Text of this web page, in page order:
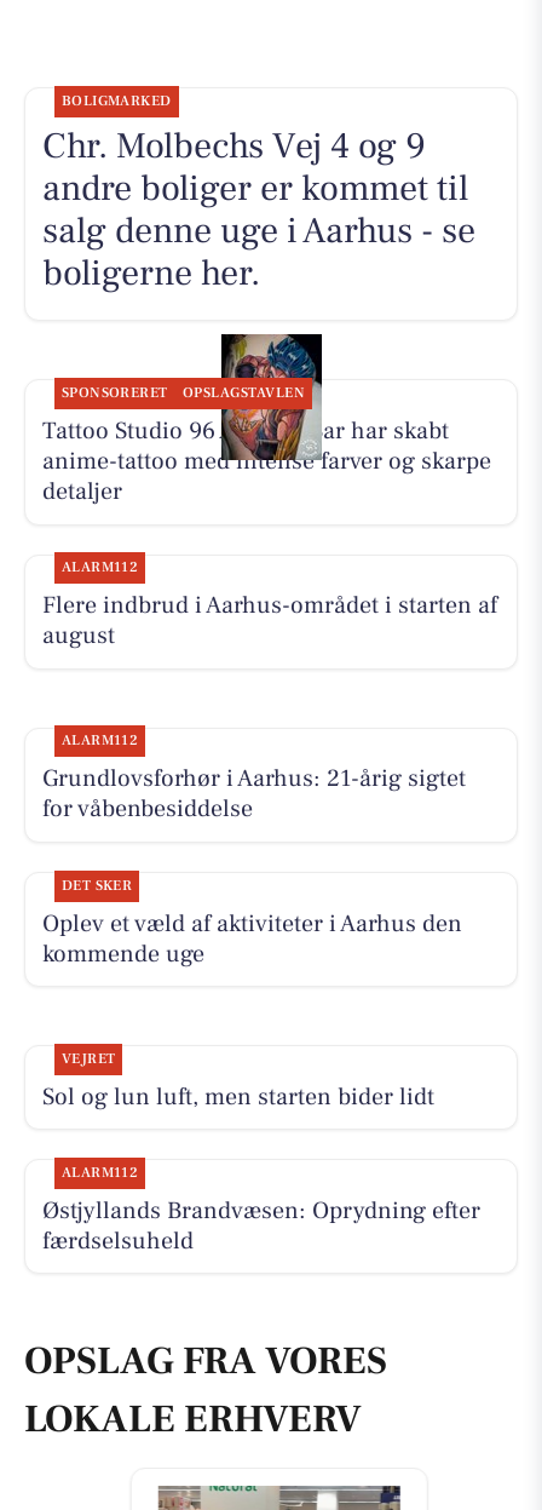
BOLIGMARKED
Chr. Molbechs Vej 4 og 9
andre boliger er kommet til
salg denne uge i Aarhus - se
boligerne her.
SPONSORERET OPSLAGSTAVLEN
Tattoo Studio 96 Aarhus: Bar har skabt
anime-tattoo med intense farver og skarpe
detaljer
ALARM112
Flere indbrud i Aarhus-området i starten af
august
ALARM112
Grundlovsforhør i Aarhus: 21-årig sigtet
for våbenbesiddelse
DET SKER
Oplev et væld af aktiviteter i Aarhus den
kommende uge
VEJRET
Sol og lun luft, men starten bider lidt
ALARM112
Østjyllands Brandvæsen: Oprydning efter
færdselsuheld
OPSLAG FRA VORES
LOKALE ERHVERV